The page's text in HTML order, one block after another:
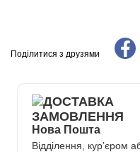
Поділитися з друзями
Нова Пошта
Відділення, кур’єром